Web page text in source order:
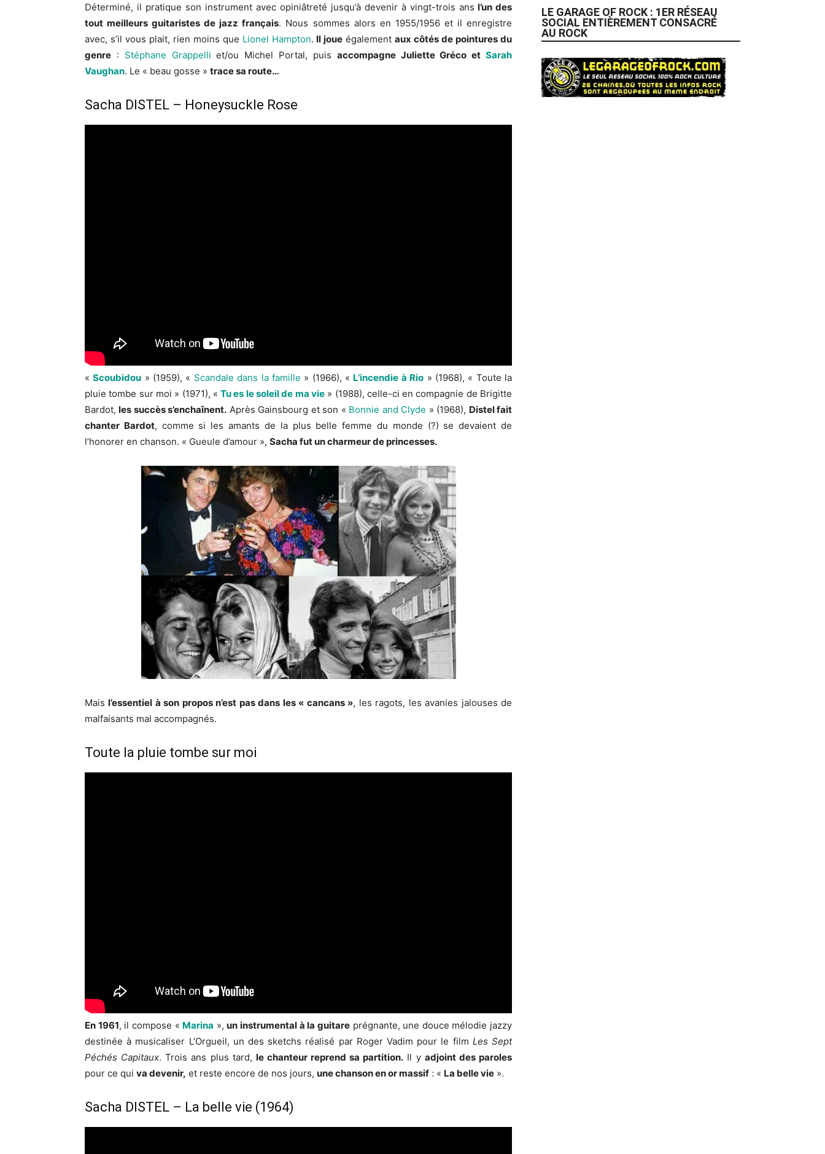
Déterminé, il pratique son instrument avec opiniâtreté jusqu’à devenir à vingt-trois ans l’un des
tout meilleurs guitaristes de jazz français. Nous sommes alors en 1955/1956 et il enregistre
avec, s’il vous plait, rien moins que Lionel Hampton. Il joue égalementaux côtés de pointures du
genre : Stéphane Grappelli et/ou Michel Portal, puis accompagne Juliette Gréco et Sarah
Vaughan. Le « beau gosse » trace sa route…
Sacha DISTEL – Honeysuckle Rose
«Scoubidou » (1959), « Scandale dans la famille » (1966), « L’incendie à Rio » (1968), « Toute la
pluie tombe sur moi » (1971), «Tu es le soleil de ma vie» (1988), celle-ci en compagnie de Brigitte
Bardot,les succès s’enchaînent. Après Gainsbourg et son « Bonnie and Clyde » (1968), Distel fait
chanter Bardot, comme si les amants de la plus belle femme du monde (?) se devaient de
l’honorer en chanson. « Gueule d’amour », Sacha fut un charmeur de princesses.
Maisl’essentiel à son propos n’est pas dans les « cancans », les ragots, les avanies jalouses de
malfaisants mal accompagnés.
Toute la pluie tombe sur moi
En 1961, il compose « Marina »,un instrumental à la guitareprégnante, une douce mélodie jazzy
destinée à musicaliser L’Orgueil, un des sketchs réalisé par Roger Vadim pour le film Les Sept
Péchés Capitaux. Trois ans plus tard, le chanteur reprend sa partition. Il y adjoint des paroles
pour ce qui va devenir, et reste encore de nos jours, une chanson en or massif : « La belle vie ».
Sacha DISTEL – La belle vie (1964)
LE GARAGE OF ROCK : 1ER RÉSEAU
SOCIAL ENTIÈREMENT CONSACRÉ
AU ROCK